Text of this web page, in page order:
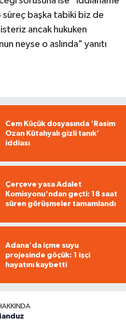
süreç başka tabiki biz de
ancak hukuken
neyse o aslında" yanıtı
Cem Küçük dosyasında 'Rasim
Ozan Kütahyalı gizli tanık’
iddiası
Çerçeve yasa Adalet
Komisyonu'ndan geçti: 18 saat
süren görüşmeler tamamlandı
Adana'da içme suyu
projesinde göçük: 1 işçi
hayatını kaybetti